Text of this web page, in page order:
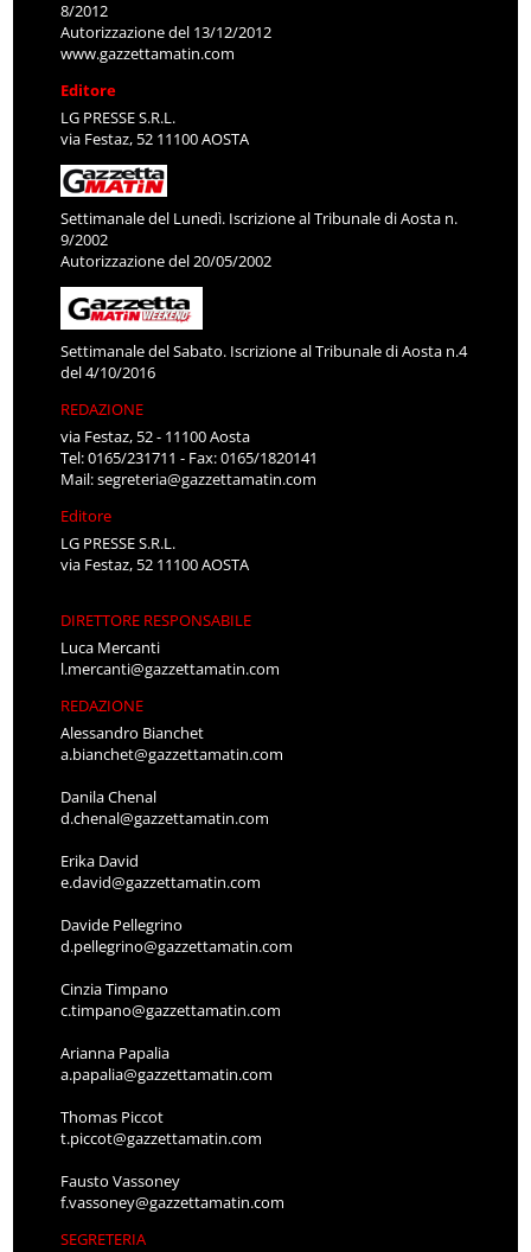
8/2012
Autorizzazione del 13/12/2012
www.gazzettamatin.com
Editore
LG PRESSE S.R.L.
via Festaz, 52 11100 AOSTA
Settimanale del Lunedì. Iscrizione al Tribunale di Aosta n.
9/2002
Autorizzazione del 20/05/2002
Settimanale del Sabato. Iscrizione al Tribunale di Aosta n.4
del 4/10/2016
REDAZIONE
via Festaz, 52 - 11100 Aosta
Tel: 0165/231711 - Fax: 0165/1820141
Mail:segreteria@gazzettamatin.com
Editore
LG PRESSE S.R.L.
via Festaz, 52 11100 AOSTA
DIRETTORE RESPONSABILE
Luca Mercanti
l.mercanti@gazzettamatin.com
REDAZIONE
Alessandro Bianchet
a.bianchet@gazzettamatin.com
Danila Chenal
d.chenal@gazzettamatin.com
Erika David
e.david@gazzettamatin.com
Davide Pellegrino
d.pellegrino@gazzettamatin.com
Cinzia Timpano
c.timpano@gazzettamatin.com
Arianna Papalia
a.papalia@gazzettamatin.com
Thomas Piccot
t.piccot@gazzettamatin.com
Fausto Vassoney
f.vassoney@gazzettamatin.com
SEGRETERIA